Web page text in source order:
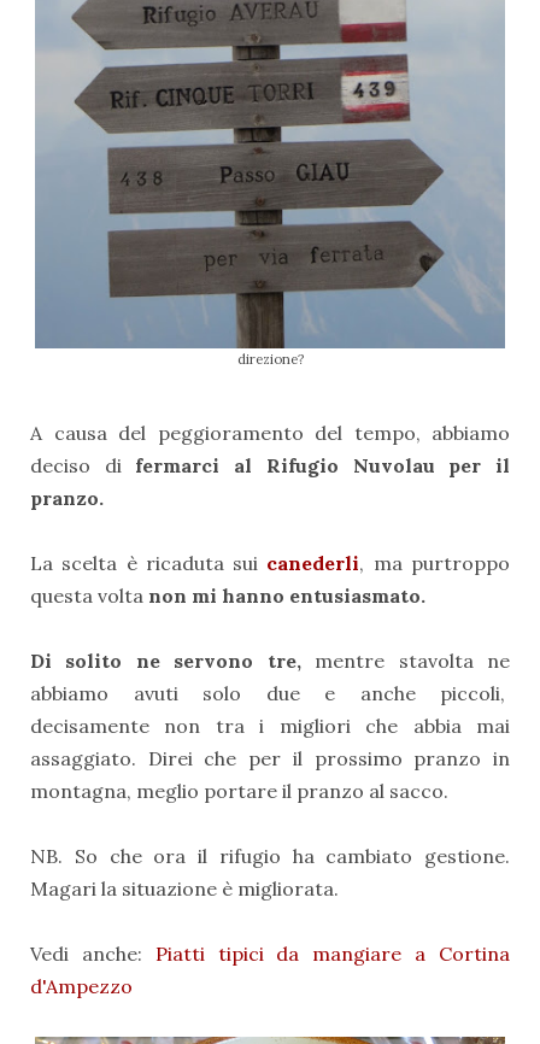
direzione?
A causa del peggioramento del tempo, abbiamo
deciso di fermarci al Rifugio Nuvolau per il
pranzo.
La scelta è ricaduta sui canederli, ma purtroppo
questa volta non mi hanno entusiasmato.
Di solito ne servono tre, mentre stavolta ne
abbiamo avuti solo due e anche piccoli,
decisamente non tra i migliori che abbia mai
assaggiato. Direi che per il prossimo pranzo in
montagna, meglio portare il pranzo al sacco.
NB. So che ora il rifugio ha cambiato gestione.
Magari la situazione è migliorata.
Vedi anche: Piatti tipici da mangiare a Cortina
d'Ampezzo